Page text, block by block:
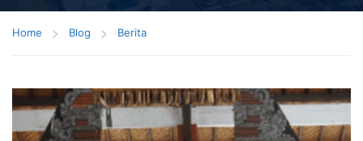
Home Blog Berita